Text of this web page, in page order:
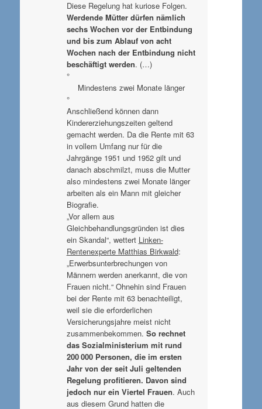
Diese Regelung hat kuriose Folgen.
Werdende Mütter dürfen nämlich
sechs Wochen vor der Entbindung
und bis zum Ablauf von acht
Wochen nach der Entbindung nicht
beschäftigt werden. (…)
°
Mindestens zwei Monate länger
°
Anschließend können dann
Kindererziehungszeiten geltend
gemacht werden. Da die Rente mit 63
in vollem Umfang nur für die
Jahrgänge 1951 und 1952 gilt und
danach abschmilzt, muss die Mutter
also mindestens zwei Monate länger
arbeiten als ein Mann mit gleicher
Biografie.
„Vor allem aus
Gleichbehandlungsgründen ist dies
ein Skandal“, wettert Linken-
Rentenexperte Matthias Birkwald:
„Erwerbsunterbrechungen von
Männern werden anerkannt, die von
Frauen nicht.“ Ohnehin sind Frauen
bei der Rente mit 63 benachteiligt,
weil sie die erforderlichen
Versicherungsjahre meist nicht
zusammenbekommen. So rechnet
das Sozialministerium mit rund
200 000 Personen, die im ersten
Jahr von der seit Juli geltenden
Regelung profitieren. Davon sind
jedoch nur ein Viertel Frauen. Auch
aus diesem Grund hatten die